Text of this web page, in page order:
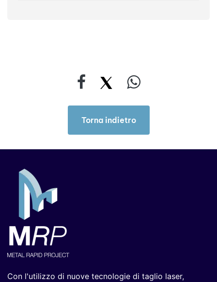
Torna indietro
Torna indietro
Con l'utilizzo di nuove tecnologie di taglio laser,